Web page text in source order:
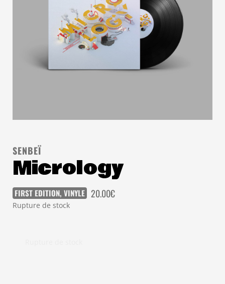
SENBEÏ
Micrology
FIRST EDITION, VINYLE 20.00€
Rupture de stock